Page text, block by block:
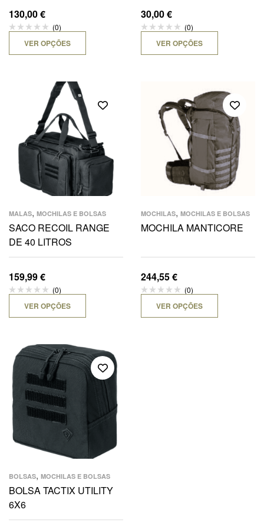
130,00€
(0)
VER OPÇÕES
30,00€
(0)
VER OPÇÕES
MALAS, MOCHILAS E BOLSAS
SACO RECOIL RANGE
DE 40 LITROS
159,99€
(0)
VER OPÇÕES
MOCHILAS, MOCHILAS E BOLSAS
MOCHILA MANTICORE
244,55€
(0)
VER OPÇÕES
BOLSAS, MOCHILAS E BOLSAS
BOLSA TACTIX UTILITY
6X6